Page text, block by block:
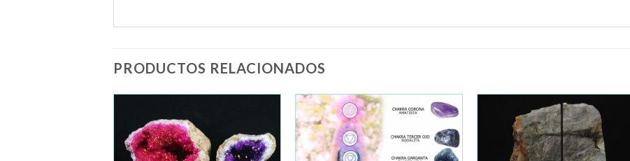
PRODUCTOS RELACIONADOS
Añadir
a la
lista de
Añadir
a la
lista de